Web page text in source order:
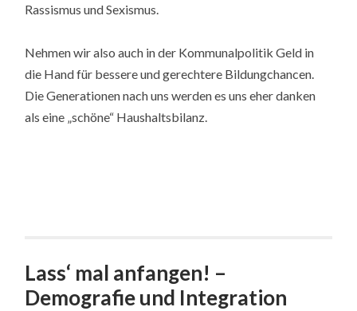
Rassismus und Sexismus.
Nehmen wir also auch in der Kommunalpolitik Geld in
die Hand für bessere und gerechtere Bildungchancen.
Die Generationen nach uns werden es uns eher danken
als eine „schöne“ Haushaltsbilanz.
Lass‘ mal anfangen! –
Demografie und Integration